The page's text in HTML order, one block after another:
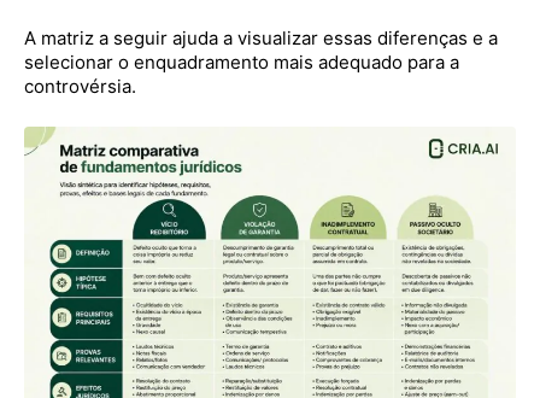
A matriz a seguir ajuda a visualizar essas diferenças e a
selecionar o enquadramento mais adequado para a
controvérsia.